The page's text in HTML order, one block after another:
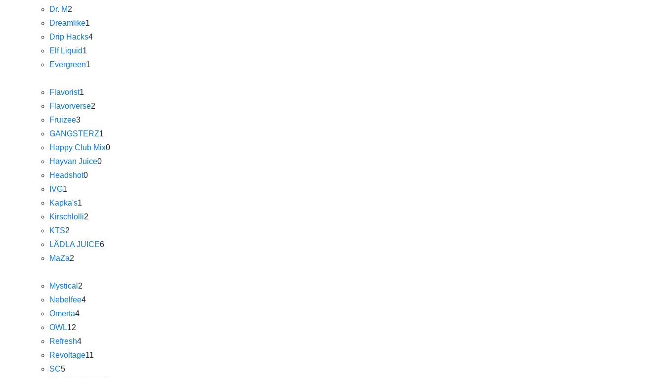
Dr. M2
Dreamlike1
Drip Hacks4
Elf Liquid1
Evergreen1
Flavorist1
Flavorverse2
Fruizee3
GANGSTERZ1
Happy Club Mix0
Hayvan Juice0
Headshot0
IVG1
Kapka's1
Kirschlolli2
KTS2
LÄDLA JUICE6
MaZa2
Mystical 2
Nebelfee4
Omerta4
OWL12
Refresh4
Revoltage11
SC5